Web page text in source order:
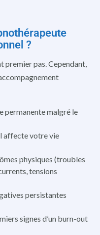
?
premier pas. Cependant,
permanente malgré le
affecte votre vie
physiques (troubles
tensions
persistantes
signes d’un burn-out